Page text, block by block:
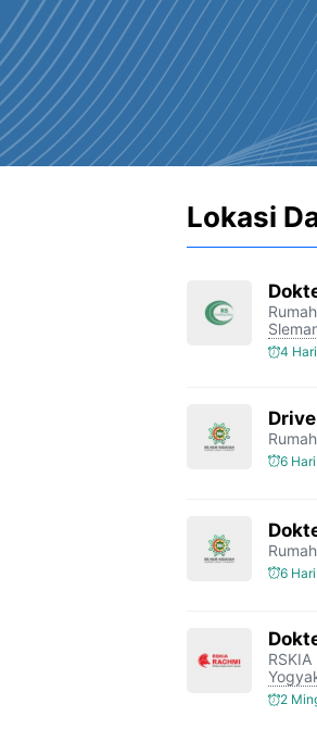
Lokasi
4
6
6
2